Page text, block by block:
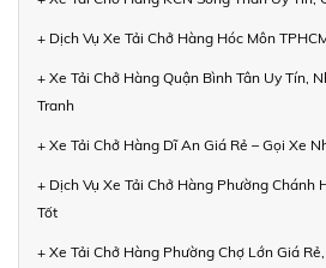
+ Dịch Vụ Xe Tải Chở Hàng Hóc Môn
+ Xe Tải Chở Hàng Quận Bình Tân Uy Tín,
Tranh
+ Xe Tải Chở Hàng Dĩ An Giá Rẻ – Gọi Xe
+ Dịch Vụ Xe Tải Chở Hàng Phường Chánh
Tốt
+ Xe Tải Chở Hàng Phường Chợ Lớn Giá